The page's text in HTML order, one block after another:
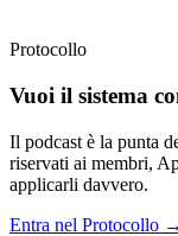
Protocollo
Vuoi il sistema
Il podcast è la punta
riservati ai membri,
applicarli davvero.
Entra nel Protocollo →